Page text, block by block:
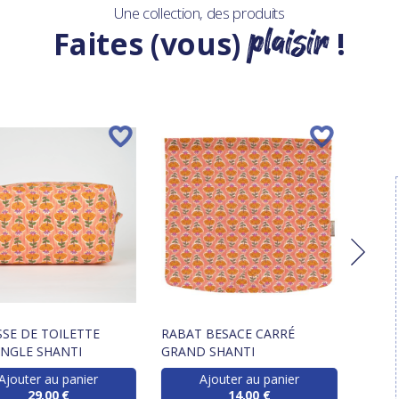
Une collection, des produits
Faites (vous)plaisir!
DE TOILETTE
SHANTI
au panier
29,00 €
RABAT BESACE CARRÉ
GRAND SHANTI
Ajouter au panier
14,00 €